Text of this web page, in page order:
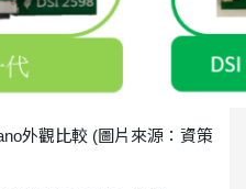
外觀比較 (圖片來源：資策